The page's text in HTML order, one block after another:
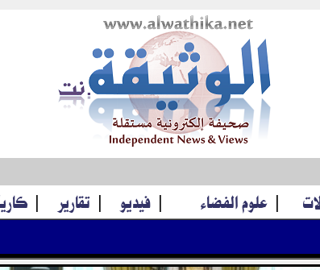
| علوم الفضاء | فيديو | تقارير |